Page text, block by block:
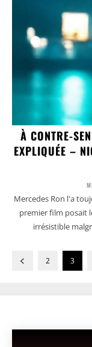
À CONTRE-
EXPLIQUÉE –
Mercedes Ron l'a
premier film posait
irrésistible
2 3